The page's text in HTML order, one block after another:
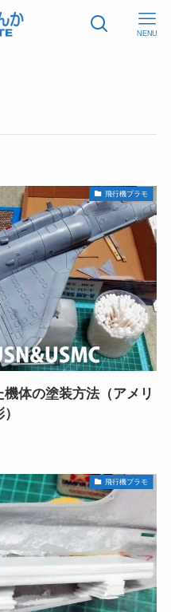
NENU
飛行機プラモ
体の塗装方法（アメリ
飛行機プラモ